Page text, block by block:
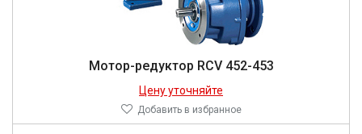
Мотор-редуктор RCV 452-453
Цену уточняйте
Добавить в избранное